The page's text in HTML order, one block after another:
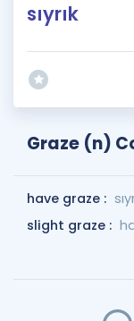
sıyrık
Graze (n)
have graze :
slight graze :